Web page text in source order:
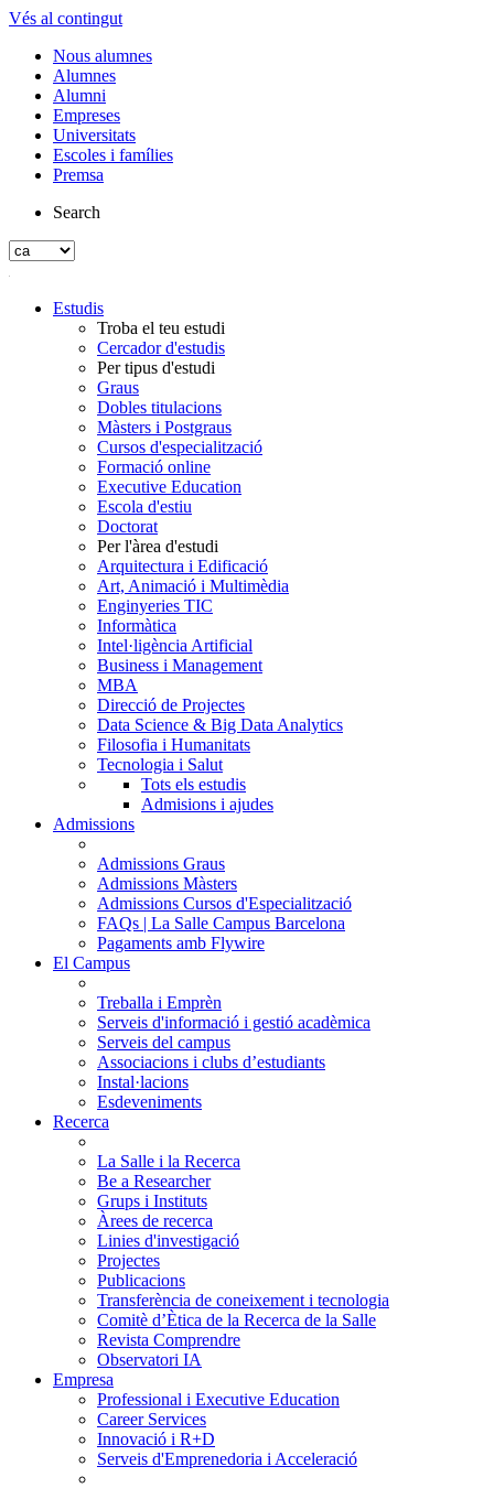
Vés al contingut
Nous alumnes
Alumnes
Alumni
Empreses
Universitats
Escoles i famílies
Premsa
Search
Estudis
Troba el teu estudi
Cercador d'estudis
Per tipus d'estudi
Graus
Dobles titulacions
Màsters i Postgraus
Cursos d'especialització
Formació online
Executive Education
Escola d'estiu
Doctorat
Per l'àrea d'estudi
Arquitectura i Edificació
Art, Animació i Multimèdia
Enginyeries TIC
Informàtica
Intel·ligència Artificial
Business i Management
MBA
Direcció de Projectes
Data Science & Big Data Analytics
Filosofia i Humanitats
Tecnologia i Salut
Tots els estudis
Admisions i ajudes
Admissions
Admissions Graus
Admissions Màsters
Admissions Cursos d'Especialització
FAQs | La Salle Campus Barcelona
Pagaments amb Flywire
El Campus
Treballa i Emprèn
Serveis d'informació i gestió acadèmica
Serveis del campus
Associacions i clubs d’estudiants
Instal·lacions
Esdeveniments
Recerca
La Salle i la Recerca
Be a Researcher
Grups i Instituts
Àrees de recerca
Linies d'investigació
Projectes
Publicacions
Transferència de coneixement i tecnologia
Comitè d’Ètica de la Recerca de la Salle
Revista Comprendre
Observatori IA
Empresa
Professional i Executive Education
Career Services
Innovació i R+D
Serveis d'Emprenedoria i Acceleració